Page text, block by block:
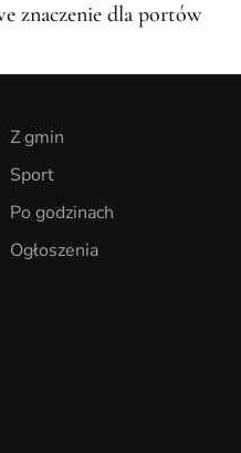
znaczenie dla portów
Z gmin
Sport
Po godzinach
Ogłoszenia